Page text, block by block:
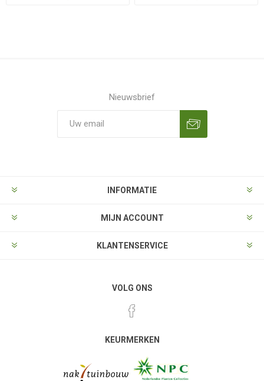
Nieuwsbrief
INFORMATIE
MIJN ACCOUNT
KLANTENSERVICE
VOLG ONS
KEURMERKEN